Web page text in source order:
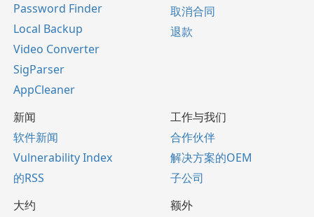
Password Finder
Local Backup
Video Converter
SigParser
AppCleaner
取消合同
退款
新闻
软件新闻
Vulnerability Index
的RSS
工作与我们
合作伙伴
解决方案的OEM
子公司
大约
额外